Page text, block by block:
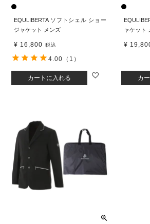
EQULIBERTA ソフトシェル ショー
ジャケット メンズ
¥ 16,800 税込
カートに入れる
4.00 （1）
ャケット
¥
カ